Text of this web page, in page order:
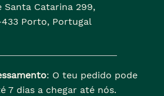
Santa Catarina 299,
Porto, Portugal
: O teu pedido pode
7 dias a chegar até nós.